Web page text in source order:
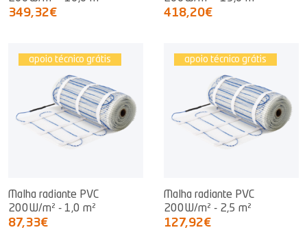
349,32€ 418,20€
apoio técnico grátis
Malha radiante PVC
200W/m² - 1,0 m²
87,33€
apoio técnico grátis
Malha radiante PVC
200W/m² - 2,5 m²
127,92€